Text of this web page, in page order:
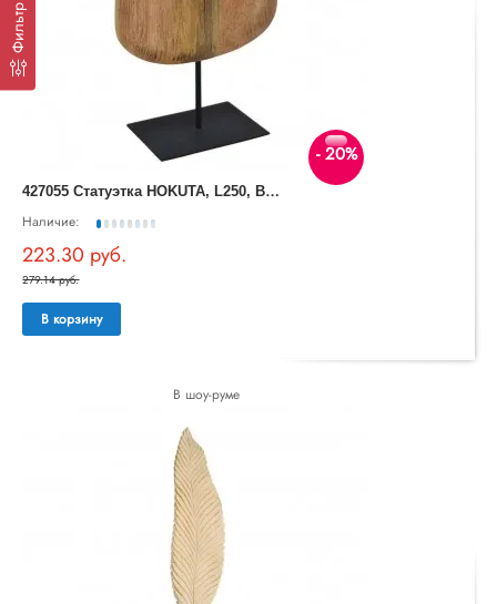
Фильтр
- 20%
4
27055 Статуэтка HOKUTA, L250, B100, H335, дерево, сталь, натуральный, черный
Наличие:
223.30 руб.
279.14 руб.
В корзину
В шоу-руме